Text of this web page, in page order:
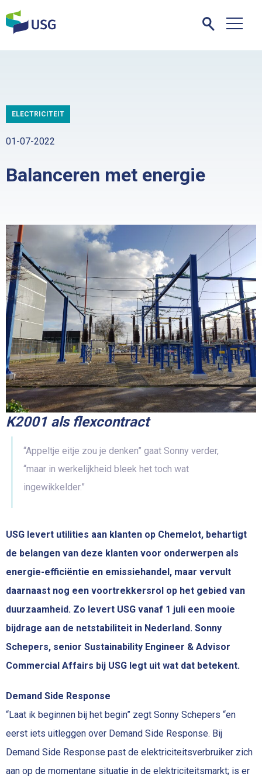
ELECTRICITEIT
01-07-2022
Balanceren met energie
K2001 als flexcontract
“Appeltje eitje zou je denken” gaat Sonny verder,
“maar in werkelijkheid bleek het toch wat
ingewikkelder.”
USG levert utilities aan klanten op Chemelot, behartigt
de belangen van deze klanten voor onderwerpen als
energie-efficiëntie en emissiehandel, maar vervult
daarnaast nog een voortrekkersrol op het gebied van
duurzaamheid. Zo levert USG vanaf 1 juli een mooie
bijdrage aan de netstabiliteit in Nederland. Sonny
Schepers, senior Sustainability Engineer & Advisor
Commercial Affairs bij USG legt uit wat dat betekent.
Demand Side Response
“Laat ik beginnen bij het begin” zegt Sonny Schepers “en
eerst iets uitleggen over Demand Side Response. Bij
Demand Side Response past de elektriciteitsverbruiker zich
aan op de momentane situatie in de elektriciteitsmarkt; is er